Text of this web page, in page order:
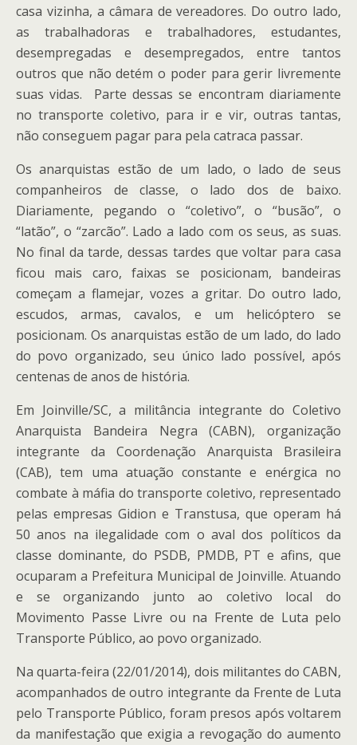
casa vizinha, a câmara de vereadores. Do outro lado,
as trabalhadoras e trabalhadores, estudantes,
desempregadas e desempregados, entre tantos
outros que não detém o poder para gerir livremente
suas vidas. Parte dessas se encontram diariamente
no transporte coletivo, para ir e vir, outras tantas,
não conseguem pagar para pela catraca passar.
Os anarquistas estão de um lado, o lado de seus
companheiros de classe, o lado dos de baixo.
Diariamente, pegando o “coletivo”, o “busão”, o
“latão”, o “zarcão”. Lado a lado com os seus, as suas.
No final da tarde, dessas tardes que voltar para casa
ficou mais caro, faixas se posicionam, bandeiras
começam a flamejar, vozes a gritar. Do outro lado,
escudos, armas, cavalos, e um helicóptero se
posicionam. Os anarquistas estão de um lado, do lado
do povo organizado, seu único lado possível, após
centenas de anos de história.
Em Joinville/SC, a militância integrante do Coletivo
Anarquista Bandeira Negra (CABN), organização
integrante da Coordenação Anarquista Brasileira
(CAB), tem uma atuação constante e enérgica no
combate à máfia do transporte coletivo, representado
pelas empresas Gidion e Transtusa, que operam há
50 anos na ilegalidade com o aval dos políticos da
classe dominante, do PSDB, PMDB, PT e afins, que
ocuparam a Prefeitura Municipal de Joinville. Atuando
e se organizando junto ao coletivo local do
Movimento Passe Livre ou na Frente de Luta pelo
Transporte Público, ao povo organizado.
Na quarta-feira (22/01/2014), dois militantes do CABN,
acompanhados de outro integrante da Frente de Luta
pelo Transporte Público, foram presos após voltarem
da manifestação que exigia a revogação do aumento